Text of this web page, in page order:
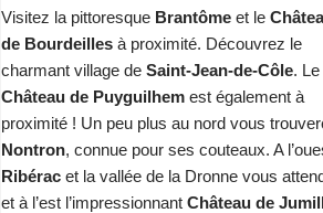
Visitez la pittoresque Brantôme et le
de Bourdeilles à proximité. Découvrez le
charmant village de Saint-Jean-de-Côle. Le
Château de Puyguilhem est également à
proximité ! Un peu plus au nord vous
Nontron, connue pour ses couteaux. A
Ribérac et la vallée de la Dronne vous
et à l’est l’impressionnant Château de